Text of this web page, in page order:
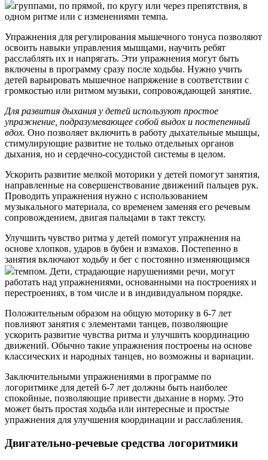
группами, по прямой, по кругу или через препятствия, в
одном ритме или с изменениями темпа.
Упражнения для регулирования мышечного тонуса позволяют
освоить навыки управления мышцами, научить ребят
расслаблять их и напрягать. Эти упражнения могут быть
включены в программу сразу после ходьбы. Нужно учить
детей варьировать мышечное напряжение в соответствии с
громкостью или ритмом музыки, сопровождающей занятие.
Для развития дыхания у детей используют простое
упражнение, подразумевающее собой выдох и постепенный
вдох. Оно позволяет включить в работу дыхательные мышцы,
стимулирующие развитие не только отдельных органов
дыхания, но и сердечно-сосудистой системы в целом.
Ускорить развитие мелкой моторики у детей помогут занятия,
направленные на совершенствование движений пальцев рук.
Проводить упражнения нужно с использованием
музыкального материала, со временем заменяя его речевым
сопровождением, двигая пальцами в такт тексту.
Улучшить чувство ритма у детей помогут упражнения на
основе хлопков, ударов в бубен и взмахов. Постепенно в
занятия включают ходьбу и бег с постоянно изменяющимся
темпом. Дети, страдающие нарушениями речи, могут
работать над упражнениями, основанными на построениях и
перестроениях, в том числе и в индивидуальном порядке.
Положительным образом на общую моторику в 6-7 лет
повлияют занятия с элементами танцев, позволяющие
ускорить развитие чувства ритма и улучшить координацию
движений. Обычно такие упражнения построены на основе
классических и народных танцев, но возможны и вариации.
Заключительными упражнениями в программе по
логоритмике для детей 6-7 лет должны быть наиболее
спокойные, позволяющие привести дыхание в норму. Это
может быть простая ходьба или интересные и простые
упражнения для улучшения координации и расслабления.
Двигательно-речевые средства логоритмики